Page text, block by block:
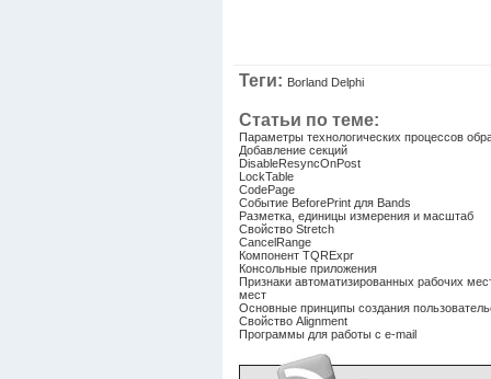
Теги: Borland Delphi
Статьи по теме:
Параметры технологических процессов
Добавление секций
DisableResyncOnPost
LockTable
CodePage
Событие BeforePrint для Bands
Разметка, единицы измерения и масштаб
Свойство Stretch
CancelRange
Компонент TQRExpr
Консольные приложения
Признаки автоматизированных рабочих
мест
Основные принципы создания
Свойство Alignment
Программы для работы с e-mail